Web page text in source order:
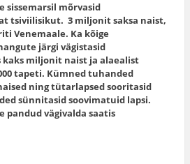
sissemarsil mõrvasid
tsiviilisikut. 3 miljonit saksa naist,
Venemaale. Ka kõige
järgi vägistasid
kaks miljonit naist ja alaealist
tapeti. Kümned tuhanded
ning tütarlapsed sooritasid
sünnitasid soovimatuid lapsi.
pandud vägivalda saatis